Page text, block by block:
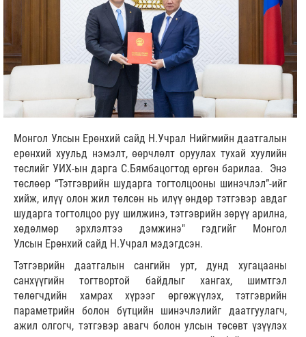
Монгол Улсын Ерөнхий сайд Н.Учрал Нийгмийн даатгалын
ерөнхий хуульд нэмэлт, өөрчлөлт оруулах тухай хуулийн
төслийг УИХ-ын дарга С.Бямбацогтод өргөн барилаа. Энэ
төслөөр “Тэтгэврийн шударга тогтолцооны шинэчлэл”-ийг
хийж, илүү олон жил төлсөн нь илүү өндөр тэтгэвэр авдаг
шударга тогтолцоо руу шилжинэ, тэтгэврийн зөрүү арилна,
хөдөлмөр эрхлэлтээ дэмжинэ" гэдгийг Монгол
Улсын Ерөнхий сайд Н.Учрал мэдэгдсэн.
Тэтгэврийн даатгалын сангийн урт, дунд хугацааны
санхүүгийн тогтвортой байдлыг хангах, шимтгэл
төлөгчдийн хамрах хүрээг өргөжүүлэх, тэтгэврийн
параметрийн болон бүтцийн шинэчлэлийг даатгуулагч,
ажил олгогч, тэтгэвэр авагч болон улсын төсөвт үзүүлэх